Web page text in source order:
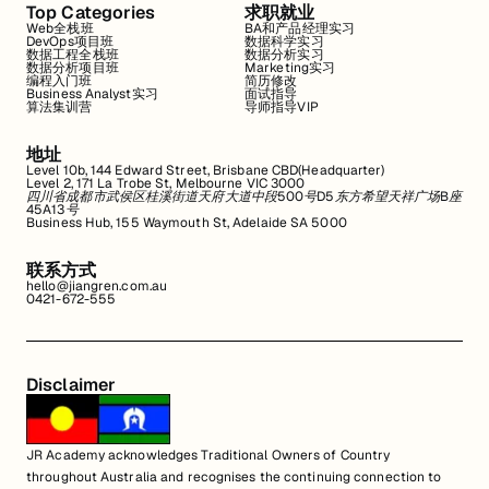
Top Categories
Web全栈班
DevOps项目班
数据工程全栈班
数据分析项目班
编程入门班
Business Analyst实习
算法集训营
求职就业
BA和产品经理实习
数据科学实习
数据分析实习
Marketing实习
简历修改
面试指导
导师指导VIP
地址
Level 10b, 144 Edward Street, Brisbane CBD(Headquarter)
Level 2, 171 La Trobe St, Melbourne VIC 3000
四川省成都市武侯区桂溪街道天府大道中段500号D5东方希望天祥广场B座
45A13号
Business Hub, 155 Waymouth St, Adelaide SA 5000
联系方式
hello@jiangren.com.au
0421-672-555
Disclaimer
JR Academy acknowledges Traditional Owners of Country
throughout Australia and recognises the continuing connection to